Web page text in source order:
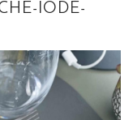
IODÉ-